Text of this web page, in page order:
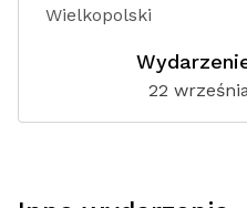
Wielkopolski
22